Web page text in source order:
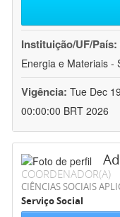
Instituição/UF/País:
Energia e Materiais -
Vigência: Tue Dec
00:00:00 BRT 2026
COORDENADOR(A)
CIÊNCIAS SOCIAIS
Serviço Social